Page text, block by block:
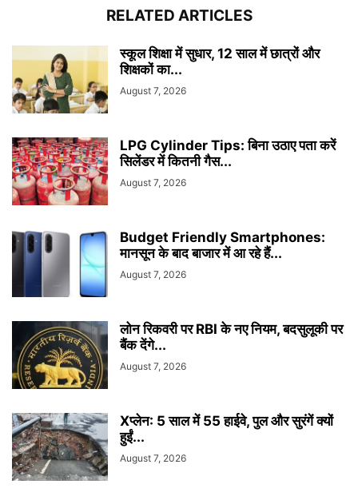
RELATED ARTICLES
स्कूल शिक्षा में सुधार, 12 साल में छात्रों और
शिक्षकों का...
August 7, 2026
LPG Cylinder Tips: बिना उठाए पता करें
सिलेंडर में कितनी गैस...
August 7, 2026
Budget Friendly Smartphones:
मानसून के बाद बाजार में आ रहे हैं...
August 7, 2026
लोन रिकवरी पर RBI के नए नियम, बदसुलूकी पर
बैंक देंगे...
August 7, 2026
Xप्लेन: 5 साल में 55 हाईवे, पुल और सुरंगें क्यों
हुईं...
August 7, 2026